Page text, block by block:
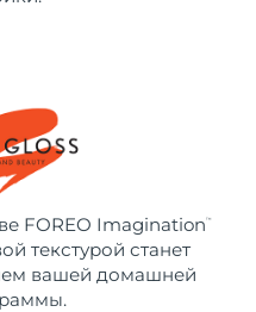
FOREO Imagination ™
текстурой станет
вашей домашней